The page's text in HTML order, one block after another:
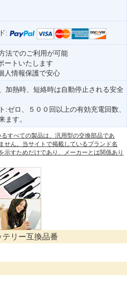
:
法でのご利用が可能
ートいたします
人情報保護で安心
加熱時、短絡時は自動停止される安全
:ゼロ、５００回以上の有効充電回数、
ます。
すべての製品は、汎用型の交換部品であ
せん。当サイトで掲載しているブランド名
示すためだけであり、メーカーとは関係あり
リー互換品番